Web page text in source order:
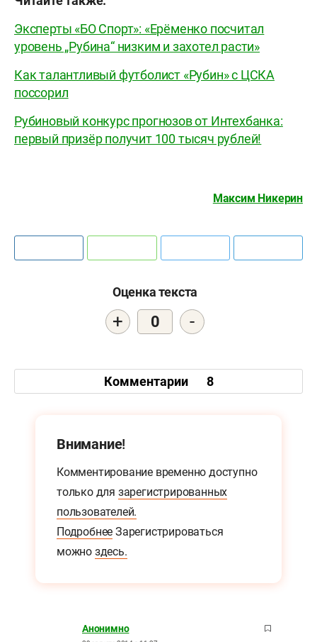
Эксперты «БО Спорт»: «Ерёменко посчитал
уровень „Рубина“ низким и захотел расти»
Как талантливый футболист «Рубин» с ЦСКА
поссорил
Рубиновый конкурс прогнозов от Интехбанка:
первый призёр получит 100 тысяч рублей!
Максим Никерин
Оценка текста
+ 0 -
Комментарии 8
Внимание!
Комментирование временно доступно
только для зарегистрированных
пользователей.
Подробнее Зарегистрироваться
можно здесь.
Анонимно